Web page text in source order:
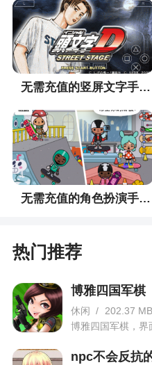
无需充值的竖屏文字手游排行榜
无需充值的角色扮演手游排行榜
热门推荐
博雅四国军棋
休闲 /
202.37 MB
博雅四国军棋，界
npc不会反抗